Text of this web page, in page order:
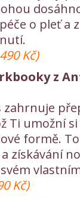
o pleť a
Kč)
z
Ti umožní
formě.
získávání
Kč)